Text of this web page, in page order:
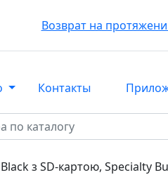
Возврат на
Контакты
з SD-картою, Specialty